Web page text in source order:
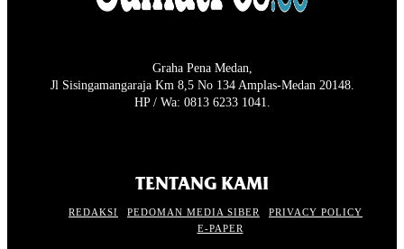
Graha Pena Medan,
Jl Sisingamangaraja Km 8,5 No 134 Amplas-Medan 20148.
HP / Wa: 0813 6233 1041.
TENTANG KAMI
REDAKSI PEDOMAN MEDIA SIBER
PRIVACY POLICY
E-PAPER